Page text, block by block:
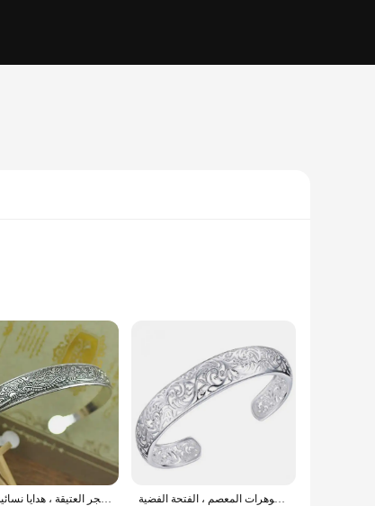
patterns that capture the essence of
to add a touch of elegance to your formal attire
pieces. The secure clasp ensures that the
match to create a unique look every time. Whether
أساور الكفة الفضية التبتية العتيقة ، السمك ، الفيل ، زهرة ، أساور نحت معدنية ، مجوهرات الغجر العتيقة ، هدايا نسائية ، جديدة سوار الكفة المجوف الرائع للنساء ، اللون الفضي ، النقش المنحوت ، الإسورة العتيقة ، مجوهرات المعصم ، الفتحة الفضية ،